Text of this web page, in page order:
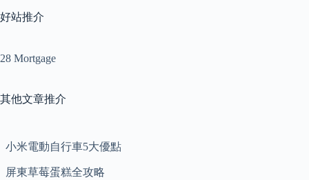
好站推介
28 Mortgage
其他文章推介
小米電動自行車5大優點
屏東草莓蛋糕全攻略